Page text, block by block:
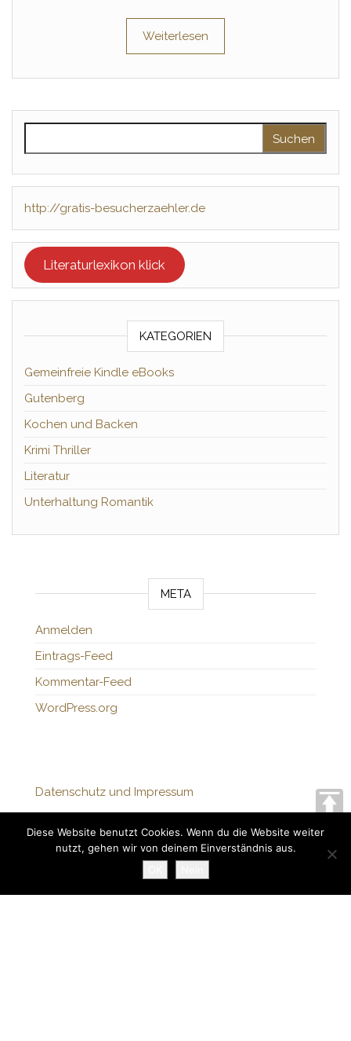
Weiterlesen
http://gratis-besucherzaehler.de
Literaturlexikon klick
KATEGORIEN
Gemeinfreie Kindle eBooks
Gutenberg
Kochen und Backen
Krimi Thriller
Literatur
Unterhaltung Romantik
META
Anmelden
Eintrags-Feed
Kommentar-Feed
WordPress.org
Datenschutz und Impressum
Stolz präsentiert vonWordPress
Diese Website benutzt Cookies. Wenn du die Website weiter
nutzt, gehen wir von deinem Einverständnis aus.